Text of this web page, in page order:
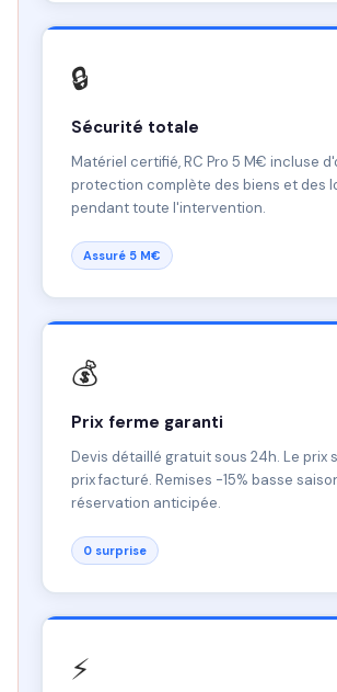
🔒
Sécurité totale
Matériel certifié, RC Pro 5 M€ incluse
protection complète des biens et des
pendant toute l'intervention.
Assuré 5 M€
💰
Prix ferme garanti
Devis détaillé gratuit sous 24h. Le prix
prix facturé. Remises -15% basse
réservation anticipée.
0 surprise
⚡